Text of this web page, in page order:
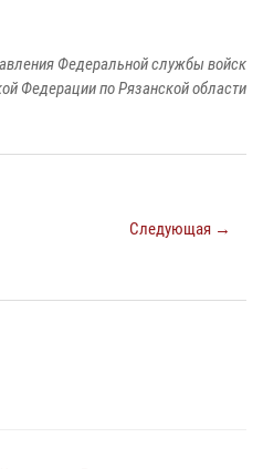
Федеральной службы войск
Федерации по Рязанской области
Следующая →